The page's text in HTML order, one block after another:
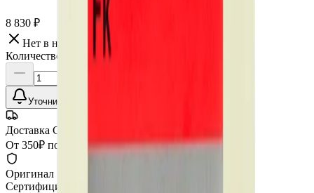
8 830 ₽
Нет в наличии
Количество:
Уточнить наличие
Доставка СДЭК
От 350₽ по России
Оригинал 100%
Сертифицированный товар